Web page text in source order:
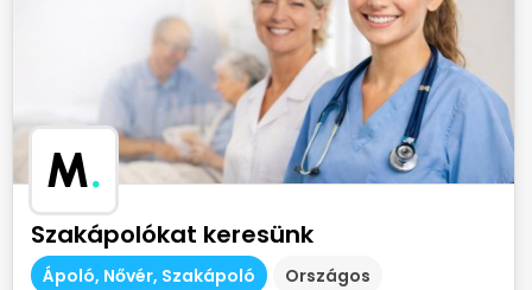
M.
Szakápolókat keresünk
Ápoló, Nővér, Szakápoló Országos